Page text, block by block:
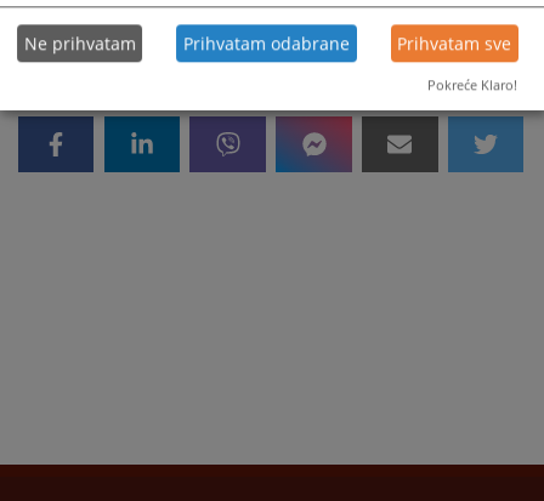
Ne prihvatam Prihvatam odabrane Prihvatam sve
Pokreće Klaro!